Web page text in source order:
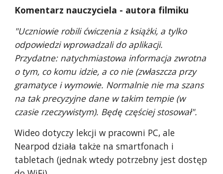
Komentarz nauczyciela - autora filmiku
"Uczniowie robili ćwiczenia z książki, a tylko
odpowiedzi wprowadzali do aplikacji.
Przydatne: natychmiastowa informacja zwrotna
o tym, co komu idzie, a co nie (zwłaszcza przy
gramatyce i wymowie. Normalnie nie ma szans
na tak precyzyjne dane w takim tempie (w
czasie rzeczywistym). Będę częściej stosował".
Wideo dotyczy lekcji w pracowni PC, ale
Nearpod działa także na smartfonach i
tabletach (jednak wtedy potrzebny jest dostęp